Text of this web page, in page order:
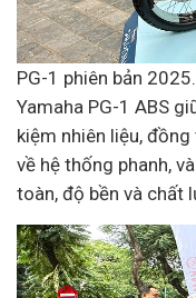
PG-1 phiên bản 2025.
Yamaha PG-1 ABS
kiệm nhiên liệu,
về hệ thống phanh,
toàn, độ bền và chất